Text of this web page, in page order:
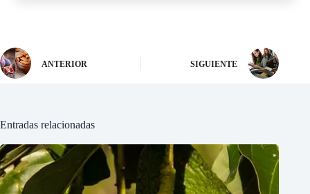
ANTERIOR SIGUIENTE
Entradas relacionadas